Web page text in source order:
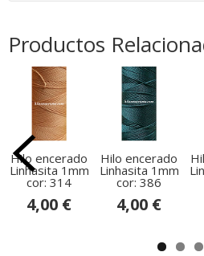
Productos
Hilo encerado
Linhasita 1mm
cor: 314
4,00 €
Hilo encerado
Linhasita 1mm
cor: 386
4,00 €